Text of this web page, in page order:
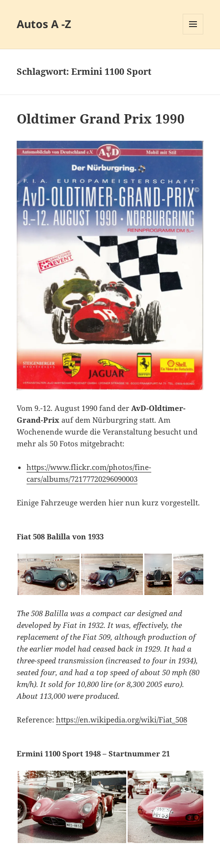
Autos A -Z
Schlagwort:Ermini 1100 Sport
Oldtimer Grand Prix 1990
Vom 9.-12. August 1990 fand der AvD-Oldtimer-
Grand-Prix auf dem Nürburgring statt. Am
Wochenende wurde die Veranstaltung besucht und
mehr als 50 Fotos mitgebracht:
https://www.flickr.com/photos/fine-
cars/albums/72177720296090003
Einige Fahrzeuge werden hier nun kurz vorgestellt.
Fiat 508 Balilla von 1933
The 508 Balilla was a compact car designed and
developed by Fiat in 1932. It was, effectively, the
replacement of the Fiat 509, although production of
the earlier model had ceased back in 1929. It had a
three-speed transmission (increased to four in 1934),
seated four, and had a top speed of about 50 mph (80
km/h). It sold for 10,800 lire (or 8,300 2005 euro).
About 113,000 were produced.
Reference:https://en.wikipedia.org/wiki/Fiat_508
Ermini 1100 Sport 1948 – Startnummer 21